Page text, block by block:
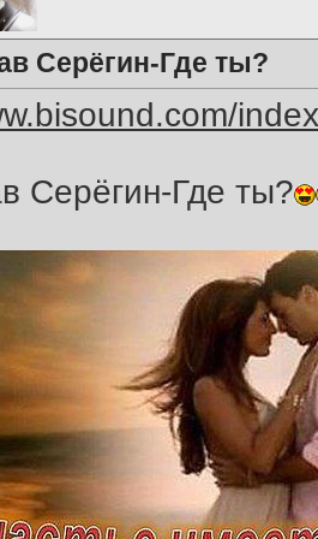
Серёгин-Где ты?
Серёгин-Где ты?